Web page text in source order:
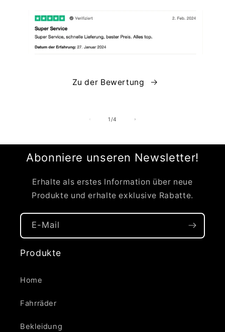
Zu der Bewertung
1/von
4
Abonniere unseren Newsletter!
Erhalte als erstes Information über neue
Produkte und erhalte exklusive Rabatte.
E-Mail
Produkte
Home
Fahrräder
Bekleidung